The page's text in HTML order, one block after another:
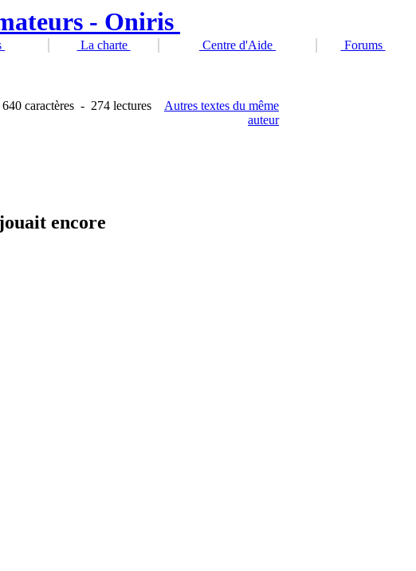
La charte Centre d'Aide
Forums
640 caractères - 274 lectures
Autres textes du même
auteur
encore